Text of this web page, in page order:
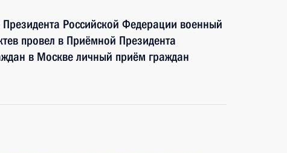
Российской Федерации военный
провел в Приёмной Президента
в Москве личный приём граждан